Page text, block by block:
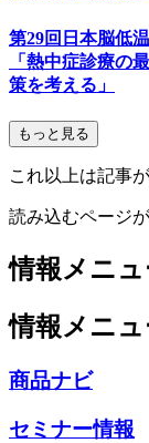
第29回日本脳低
「熱中症診療の
策を考える」
もっと見る
これ以上は記事
読み込むページ
情報メニュ
情報メニュ
商品ナビ
セミナー情報